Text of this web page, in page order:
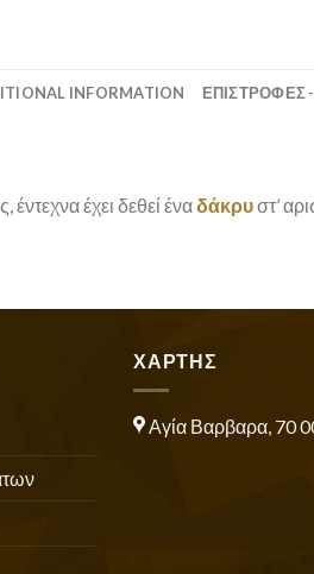
INFORMATION ΕΠΙΣΤΡΟΦΕΣ
έχει δεθεί έναδάκρυστ’
ΧΑΡΤΗΣ
Αγία Βαρβαρα, 70